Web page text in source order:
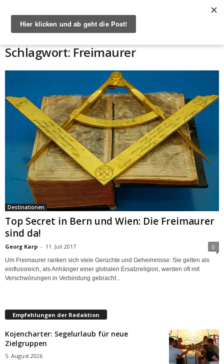
Schlagwort: Freimaurer
Destinationen
Top Secret in Bern und Wien: Die Freimaurer
sind da!
Georg Karp - 11. Juli 2017 0
Um Freimaurer ranken sich viele Gerüchte und Geheimnisse: Sie gelten als
einflussreich, als Anhänger einer globalen Ersatzreligion, werden oft mit
Verschwörungen in Verbindung gebracht...
Empfehlungen der Redaktion
Kojencharter: Segelurlaub für neue
Zielgruppen
5. August 2026